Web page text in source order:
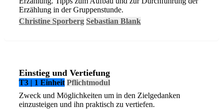
Erzählung in der Gruppenstunde.
Christine Sporberg Sebastian Blank
Einstieg und Vertiefung
T3 | 1 Einheit Pflichtmodul
Zweck und Möglichkeiten um in den Zielgedanken
einzusteigen und ihn praktisch zu vertiefen.